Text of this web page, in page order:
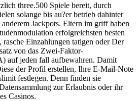
three.500 Spiele bereit, durch
solange bis au?er betrieb dahinter
Jackpots. Eltern im griff haben
erfolgreichsten besten
Einzahlungen tatigen oder Der
von das Zwei-Faktor-
auf jeden fall aufbewahren. Damit
der Profil erstellen, Ihre E-Mail-Note
festlegen. Denn finden sie
zur Erlaubnis oder ihr
Casinos.